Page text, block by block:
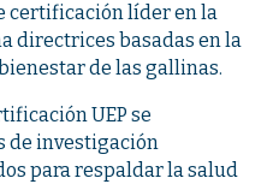
certificación líder en la
directrices basadas en la
de las gallinas.
UEP se
de investigación
para respaldar la salud